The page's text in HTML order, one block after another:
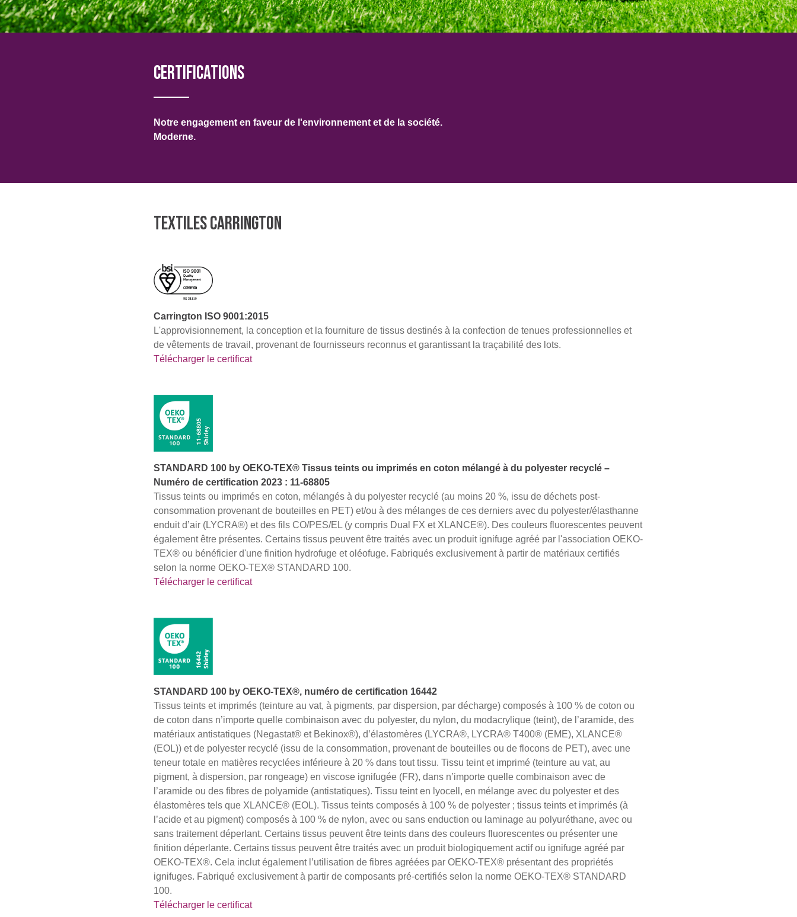
Media
IRELAND & REPUBLIC
OF IRELAND
Certifications
Notre engagement en faveur de l'environnement et de la société.
Moderne.
TEXTILES CARRINGTON
Carrington ISO 9001:2015
L'approvisionnement, la conception et la fourniture de tissus destinés à la confection de tenues professionnelles et
de vêtements de travail, provenant de fournisseurs reconnus et garantissant la traçabilité des lots.
Télécharger le certificat
STANDARD 100 by OEKO-TEX® Tissus teints ou imprimés en coton mélangé à du polyester recyclé –
Numéro de certification 2023 : 11-68805
Tissus teints ou imprimés en coton, mélangés à du polyester recyclé (au moins 20 %, issu de déchets post-
consommation provenant de bouteilles en PET) et/ou à des mélanges de ces derniers avec du polyester/élasthanne
enduit d’air (LYCRA®) et des fils CO/PES/EL (y compris Dual FX et XLANCE®). Des couleurs fluorescentes peuvent
également être présentes. Certains tissus peuvent être traités avec un produit ignifuge agréé par l'association OEKO-
TEX® ou bénéficier d'une finition hydrofuge et oléofuge. Fabriqués exclusivement à partir de matériaux certifiés
selon la norme OEKO-TEX® STANDARD 100.
Télécharger le certificat
STANDARD 100 by OEKO-TEX®, numéro de certification 16442
Tissus teints et imprimés (teinture au vat, à pigments, par dispersion, par décharge) composés à 100 % de coton ou
de coton dans n’importe quelle combinaison avec du polyester, du nylon, du modacrylique (teint), de l’aramide, des
matériaux antistatiques (Negastat® et Bekinox®), d’élastomères (LYCRA®, LYCRA® T400® (EME), XLANCE®
(EOL)) et de polyester recyclé (issu de la consommation, provenant de bouteilles ou de flocons de PET), avec une
teneur totale en matières recyclées inférieure à 20 % dans tout tissu. Tissu teint et imprimé (teinture au vat, au
pigment, à dispersion, par rongeage) en viscose ignifugée (FR), dans n’importe quelle combinaison avec de
l’aramide ou des fibres de polyamide (antistatiques). Tissu teint en lyocell, en mélange avec du polyester et des
élastomères tels que XLANCE® (EOL). Tissus teints composés à 100 % de polyester ; tissus teints et imprimés (à
l’acide et au pigment) composés à 100 % de nylon, avec ou sans enduction ou laminage au polyuréthane, avec ou
sans traitement déperlant. Certains tissus peuvent être teints dans des couleurs fluorescentes ou présenter une
finition déperlante. Certains tissus peuvent être traités avec un produit biologiquement actif ou ignifuge agréé par
OEKO-TEX®. Cela inclut également l’utilisation de fibres agréées par OEKO-TEX® présentant des propriétés
ignifuges. Fabriqué exclusivement à partir de composants pré-certifiés selon la norme OEKO-TEX® STANDARD
100.
Télécharger le certificat